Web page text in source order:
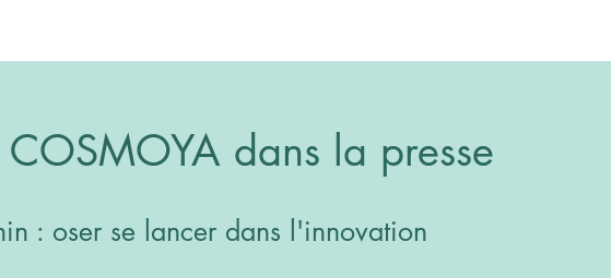
COSMOYA dans la presse
: oser se lancer dans l'innovation